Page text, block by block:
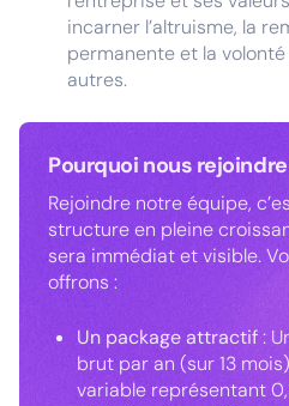
incarner l’altruisme, la
permanente et la
autres.
Pourquoi nous rejoindre
Rejoindre notre équipe,
structure en pleine
sera immédiat et visible.
offrons :
Un package attractif:
brut par an (sur 13
variable représentant